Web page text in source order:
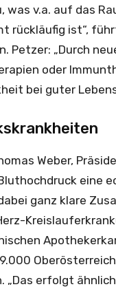
was v.a. auf das
rückläufig ist“,
Petzer: „Durch
oder
bei guter
Weber,
eine
ganz klare
„Das erfolgt